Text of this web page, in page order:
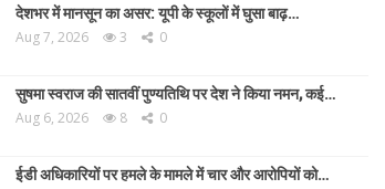
देशभर में मानसून का असर: यूपी के स्कूलों में घुसा बाढ़…
Aug 7, 2026 3 0
सुषमा स्वराज की सातवीं पुण्यतिथि पर देश ने किया नमन, कई…
Aug 6, 2026 8 0
ईडी अधिकारियों पर हमले के मामले में चार और आरोपियों को…